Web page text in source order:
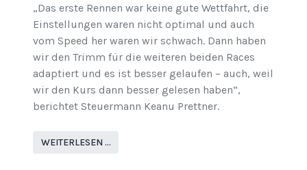
„Das erste Rennen war keine gute Wettfahrt, die
Einstellungen waren nicht optimal und auch
vom Speed her waren wir schwach. Dann haben
wir den Trimm für die weiteren beiden Races
adaptiert und es ist besser gelaufen – auch, weil
wir den Kurs dann besser gelesen haben“,
berichtet Steuermann Keanu Prettner.
WEITERLESEN …